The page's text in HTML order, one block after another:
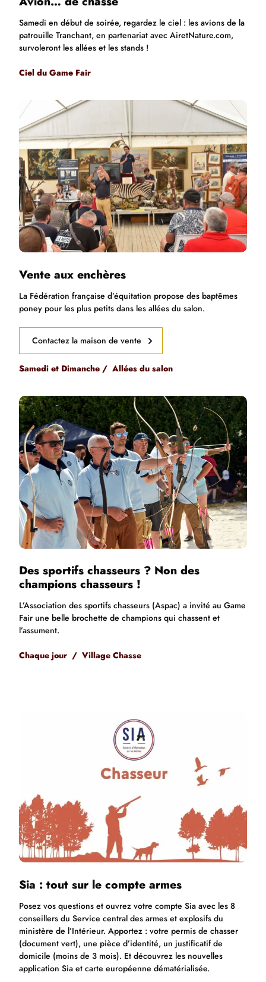
Samedi en début de soirée, regardez le ciel : les avions de la
patrouille Tranchant, en partenariat avec AiretNature.com,
survoleront les allées et les stands !
Ciel du Game Fair
Vente aux enchères
La Fédération française d’équitation propose des baptêmes
poney pour les plus petits dans les allées du salon.
Contactez la maison de vente
Samedi et Dimanche / Allées du salon
Des sportifs chasseurs ? Non des
champions chasseurs !
L’Association des sportifs chasseurs (Aspac) a invité au Game
Fair une belle brochette de champions qui chassent et
l’assument.
Chaque jour / Village Chasse
Sia : tout sur le compte armes
Posez vos questions et ouvrez votre compte Sia avec les 8
conseillers du Service central des armes et explosifs du
ministère de l’Intérieur. Apportez : votre permis de chasser
(document vert), une pièce d’identité, un justificatif de
domicile (moins de 3 mois). Et découvrez les nouvelles
application Sia et carte européenne dématérialisée.